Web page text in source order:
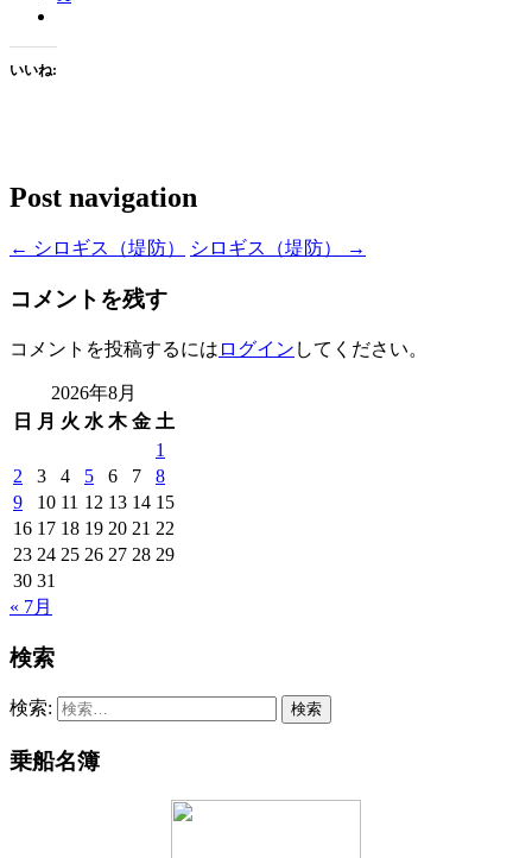
いいね:
Post navigation
← シロギス（堤防） シロギス（堤防） →
コメントを残す
コメントを投稿するには ログイン してください。
2026年8月
日
月 火 水 木 金 土
1
2
3 4 5 6 7
8
9
10 11 12 13 14 15
16 17 18 19 20 21 22
23 24 25 26 27 28 29
30 31
« 7月
検索
検索:
乗船名簿